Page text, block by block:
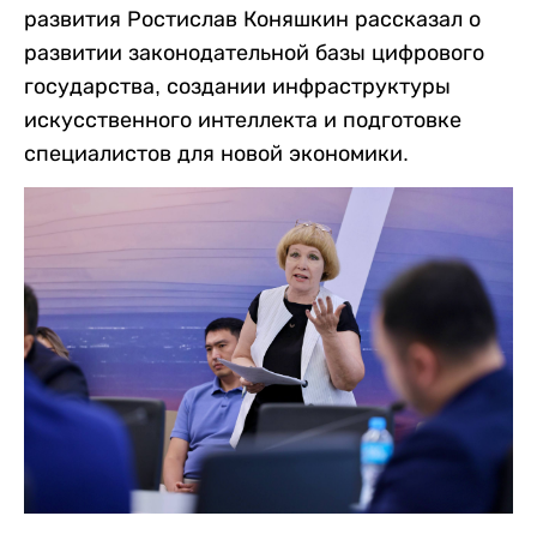
развития Ростислав Коняшкин рассказал о
развитии законодательной базы цифрового
государства, создании инфраструктуры
искусственного интеллекта и подготовке
специалистов для новой экономики.